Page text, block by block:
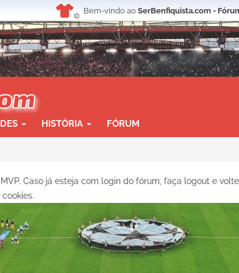
Bem-vindo ao SerBenfiquista.com -
HISTÓRIA FÓRUM
Caso já esteja com login do fórum, faça logout e